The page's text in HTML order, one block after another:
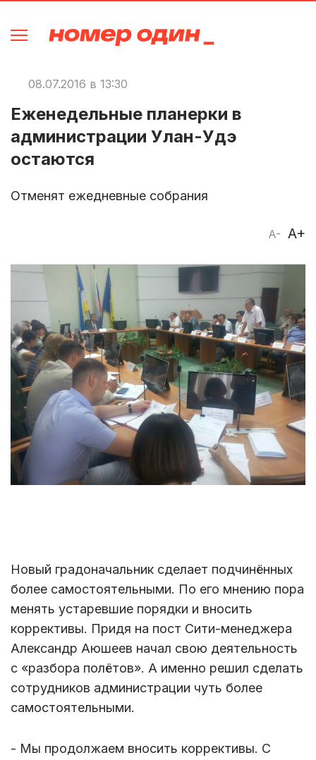
08.07.2016 в 13:30
Еженедельные планерки в
администрации Улан-Удэ
остаются
Отменят ежедневные собрания
A- A+
Новый градоначальник сделает подчинённых
более самостоятельными. По его мнению пора
менять устаревшие порядки и вносить
коррективы. Придя на пост Сити-менеджера
Александр Аюшеев начал свою деятельность
с «разбора полётов». А именно решил сделать
сотрудников администрации чуть более
самостоятельными.
- Мы продолжаем вносить коррективы. С